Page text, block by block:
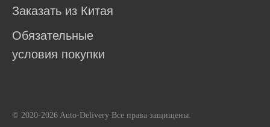
Заказать из Китая
Обязательные
условия покупки
© 2020-2026 Auto-Delivery Все права защищены.